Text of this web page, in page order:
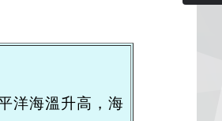
洋海溫升高，海